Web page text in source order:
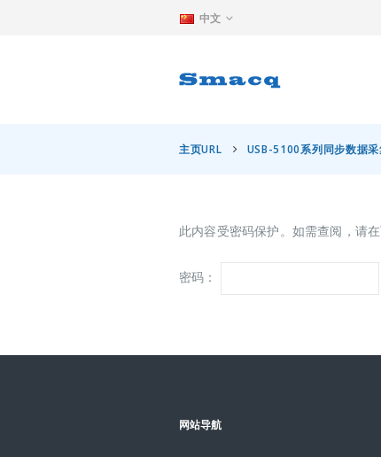
中文
主页URL USB-5100系列同步数据
此内容受密码保护。如需查阅，请在
密码：
网站导航